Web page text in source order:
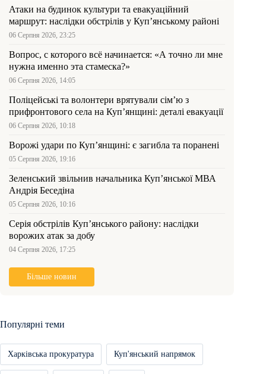
Атаки на будинок культури та евакуаційний
маршрут: наслідки обстрілів у Куп’янському районі
06 Серпня 2026, 23:25
Вопрос, с которого всё начинается: «А точно ли мне
нужна именно эта стамеска?»
06 Серпня 2026, 14:05
Поліцейські та волонтери врятували сім’ю з
прифронтового села на Куп’янщині: деталі евакуації
06 Серпня 2026, 10:18
Ворожі удари по Куп’янщині: є загибла та поранені
05 Серпня 2026, 19:16
Зеленський звільнив начальника Купʼянської МВА
Андрія Беседіна
05 Серпня 2026, 10:16
Серія обстрілів Куп’янського району: наслідки
ворожих атак за добу
04 Серпня 2026, 17:25
Більше новин
Популярні теми
Харківська прокуратура Куп'янський напрямок